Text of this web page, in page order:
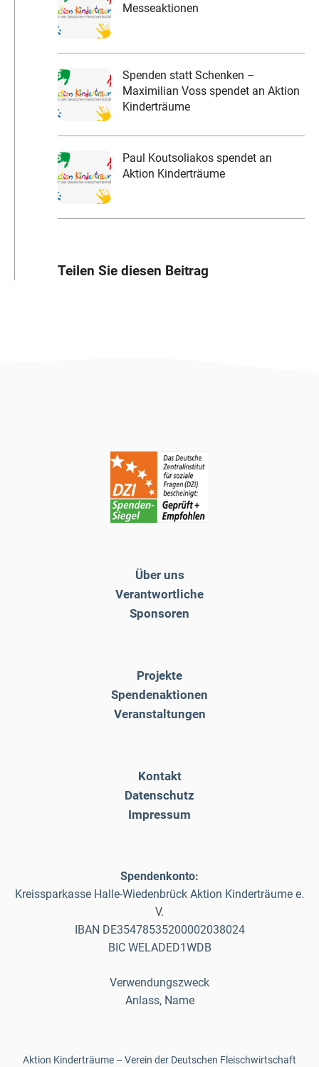
Messeaktionen
Spenden statt Schenken –
Maximilian Voss spendet an Aktion
Kinderträume
Paul Koutsoliakos spendet an
Aktion Kinderträume
Teilen Sie diesen Beitrag
Über uns
Verantwortliche
Sponsoren
Projekte
Spendenaktionen
Veranstaltungen
Kontakt
Datenschutz
Impressum
Spendenkonto:
Kreissparkasse Halle-Wiedenbrück Aktion Kinderträume e.
V.
IBAN DE35478535200002038024
BIC WELADED1WDB
Verwendungszweck
Anlass, Name
Aktion Kinderträume – Verein der Deutschen Fleischwirtschaft